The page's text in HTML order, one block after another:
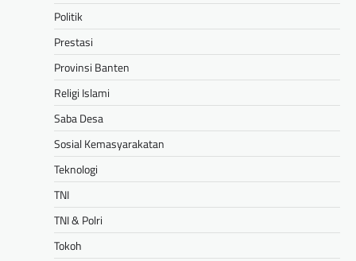
Politik
Prestasi
Provinsi Banten
Religi Islami
Saba Desa
Sosial Kemasyarakatan
Teknologi
TNI
TNI & Polri
Tokoh